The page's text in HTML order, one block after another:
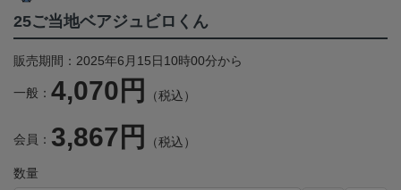
25ご当地ベアジュビロくん
販売期間：2025年6月15日10時00分から
一般： 4,070円 （税込）
会員： 3,867円 （税込）
数量